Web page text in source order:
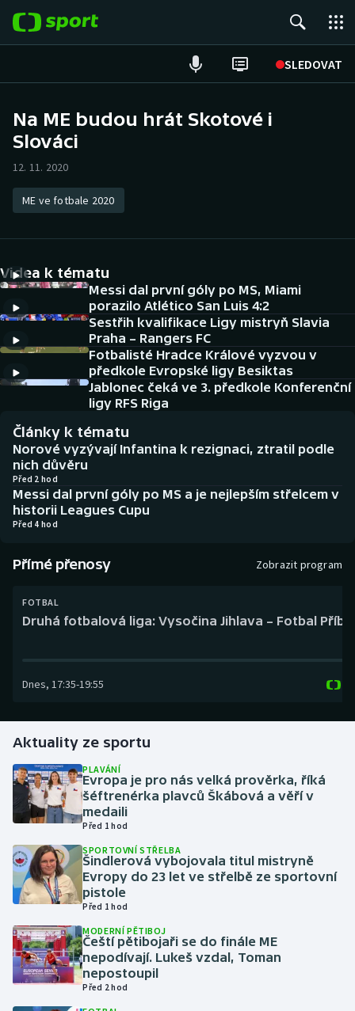
SLEDOVAT
Hokej
Atletika
DALŠÍ SPORTY
Americký fotbal
Baseball a softbal
Biatlon
Boby a skeleton
Box
Curling
Gymnastika
Házená
Jezdectví
Judo
Krasobruslení
Lezení
Lyže a snowboard
NEPŘEHLÉDNĚTE
Historické návraty
Aplikace ČT sport
AZ kvíz
Na ME budou hrát Skotové i
Slováci
12. 11. 2020
ME ve fotbale 2020
Videa k tématu
Messi dal první góly po MS, Miami
porazilo Atlético San Luis 4:2
Sestřih kvalifikace Ligy mistryň Slavia
Praha – Rangers FC
Fotbalisté Hradce Králové vyzvou v
předkole Evropské ligy Besiktas
Jablonec čeká ve 3. předkole Konferenční
ligy RFS Riga
Články k tématu
Norové vyzývají Infantina k rezignaci, ztratil podle
nich důvěru
Před 2 hod
Messi dal první góly po MS a je nejlepším střelcem v
historii Leagues Cupu
Před 4 hod
Přímé přenosy Zobrazit program
FOTBAL
Druhá fotbalová liga: Vysočina Jihlava – Fotbal
Dnes, 17:35-19:55
Aktuality ze sportu
PLAVÁNÍ
Evropa je pro nás velká prověrka, říká
šéftrenérka plavců Škábová a věří v
medaili
Před 1 hod
SPORTOVNÍ STŘELBA
Šindlerová vybojovala titul mistryně
Evropy do 23 let ve střelbě ze sportovní
pistole
Před 1 hod
MODERNÍ PĚTIBOJ
Čeští pětibojaři se do finále ME
nepodívají. Lukeš vzdal, Toman
nepostoupil
Před 2 hod